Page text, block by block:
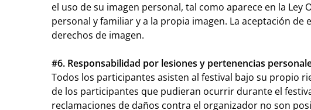
el uso de su imagen personal, tal como aparece en la
personal y familiar y a la propia imagen. La aceptación
derechos de imagen.
#6. Responsabilidad por lesiones y pertenencias
Todos los participantes asisten al festival bajo su propio
de los participantes que pudieran ocurrir durante el
reclamaciones de daños contra el organizador no son